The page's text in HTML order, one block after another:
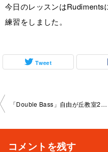
今日のレッスンは
練習をしました。
Tweet
投
「Double Bass」自由が丘教室2024-08-15-no0009- 1034
コメントを残す